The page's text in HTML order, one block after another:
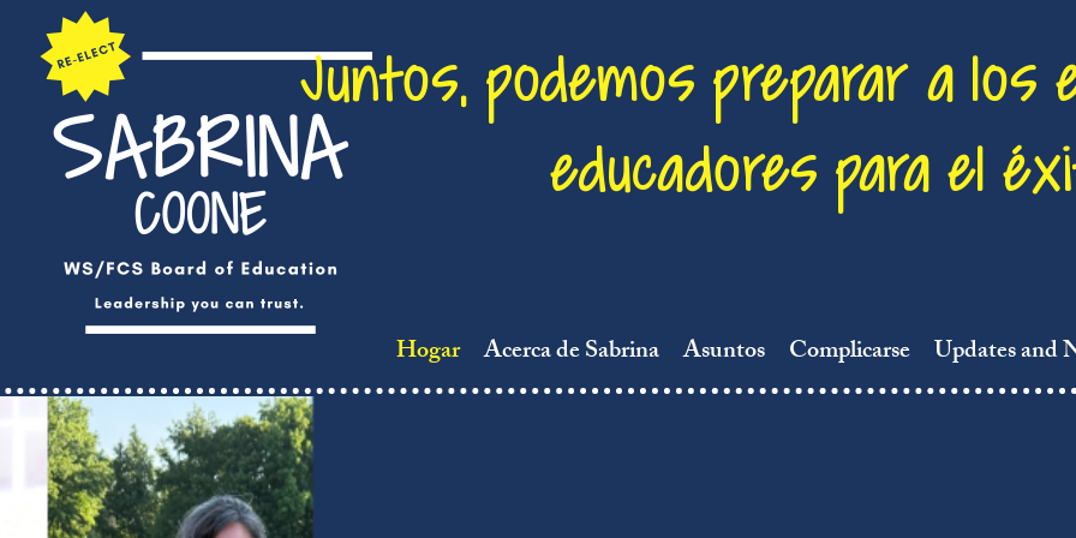
Juntos, podemos preparar a los
educadores para el
Hogar Acerca de Sabrina Asuntos Complicarse Updates and